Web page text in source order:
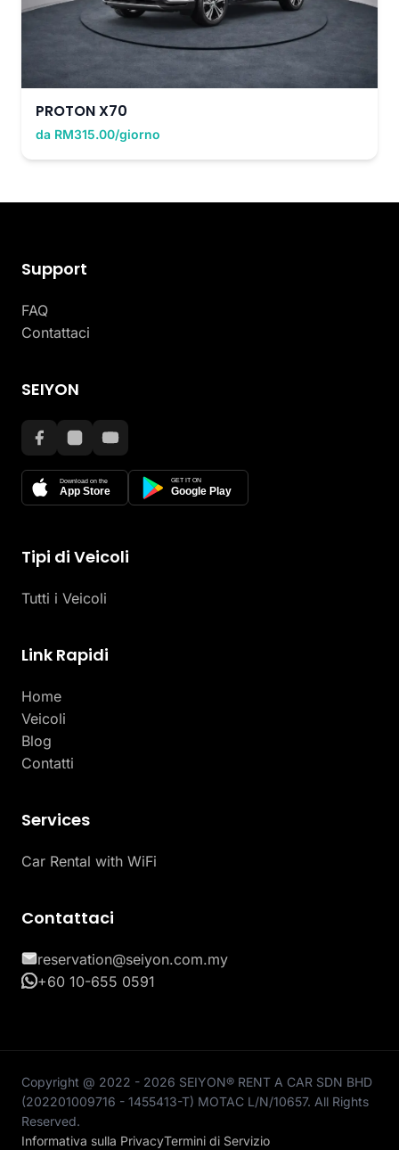
PROTON X70
da RM315.00/giorno
SEIYON
Download on the
App Store
GET IT ON
Google Play
Tipi di Veicoli
Tutti i Veicoli
Services
Car Rental with WiFi
Link Rapidi
Home
Veicoli
Blog
Contatti
Support
FAQ
Contattaci
Contattaci
reservation@seiyon.com.my
+60 10-655 0591
Copyright @ 2022 - 2026 SEIYON® RENT A CAR SDN BHD
(202201009716 - 1455413-T) MOTAC L/N/10657. All Rights
Reserved.
Informativa sulla PrivacyTermini di Servizio